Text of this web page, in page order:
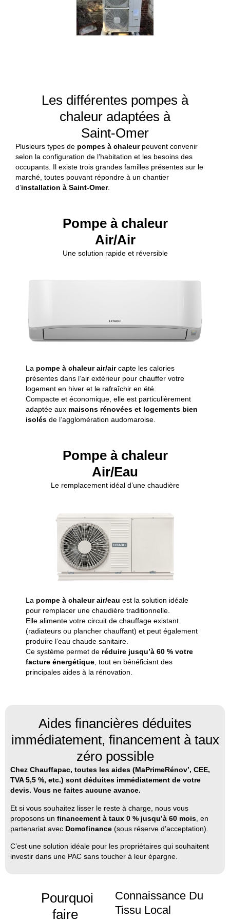
Les différentes pompes à
chaleur adaptées à
Saint-Omer
Plusieurs types de pompes à chaleurpeuvent convenir
selon la configuration de l’habitation et les besoins des
occupants. Il existe trois grandes familles présentes sur le
marché, toutes pouvant répondre à un chantier
d’installation à Saint-Omer.
Pompe à chaleur
Air/Air
Une solution rapide et réversible
La pompe à chaleurair/air capte les calories
présentes dans l’air extérieur pour chauffer votre
logement en hiver et le rafraîchir en été.
Compacte et économique, elle est particulièrement
adaptée aux maisons rénovées et logements bien
isolés de l’agglomération audomaroise.
Pompe à chaleur
Air/Eau
Le remplacement idéal d’une chaudière
La pompe à chaleurair/eau est la solution idéale
pour remplacer une chaudière traditionnelle.
Elle alimente votre circuit de chauffage existant
(radiateurs ou plancher chauffant) et peut également
produire l’eau chaude sanitaire.
Ce système permet de réduire jusqu’à 60 % votre
facture énergétique tout en bénéficiant des
principales aides à la rénovation.
Aides financières déduites
immédiatement, financement à taux
zéro possible
Chez Chauffapac, toutes les aides (MaPrimeRénov’, CEE,
TVA 5,5 %, etc.) sont déduites immédiatement de votre
devis. Vous ne faites aucune avance.
Et si vous souhaitez lisser le reste à charge, nous vous
proposons un financement à taux 0 % jusqu’à 60 mois , en
partenariat avec Domofinance (sous réserve d’acceptation).
C’est une solution idéale pour les propriétaires qui souhaitent
investir dans une PAC sans toucher à leur épargne.
Pourquoi
faire
Connaissance Du
Tissu Local